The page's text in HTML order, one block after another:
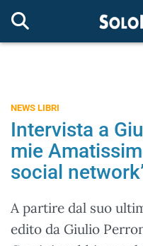
NEWS LIBRI
Intervista a
mie
social
A partire dal suo
edito da Giulio